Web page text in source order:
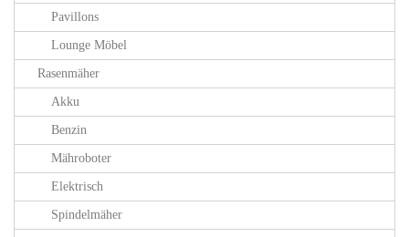
Pavillons
Lounge Möbel
Rasenmäher
Akku
Benzin
Mähroboter
Elektrisch
Spindelmäher